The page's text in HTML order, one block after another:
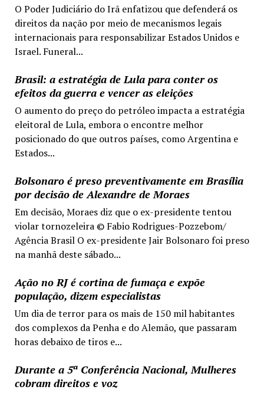
O Poder Judiciário do Irã enfatizou que defenderá os
direitos da nação por meio de mecanismos legais
internacionais para responsabilizar Estados Unidos e
Israel. Funeral...
Brasil: a estratégia de Lula para conter os
efeitos da guerra e vencer as eleições
O aumento do preço do petróleo impacta a estratégia
eleitoral de Lula, embora o encontre melhor
posicionado do que outros países, como Argentina e
Estados...
Bolsonaro é preso preventivamente em Brasília
por decisão de Alexandre de Moraes
Em decisão, Moraes diz que o ex-presidente tentou
violar tornozeleira © Fabio Rodrigues-Pozzebom/
Agência Brasil O ex-presidente Jair Bolsonaro foi preso
na manhã deste sábado...
Ação no RJ é cortina de fumaça e expõe
população, dizem especialistas
Um dia de terror para os mais de 150 mil habitantes
dos complexos da Penha e do Alemão, que passaram
horas debaixo de tiros e...
Durante a 5ª Conferência Nacional, Mulheres
cobram direitos e voz